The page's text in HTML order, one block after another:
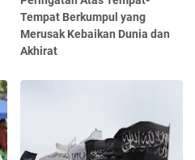
Tempat Berkumpul yang
Merusak Kebaikan Dunia dan
Akhirat